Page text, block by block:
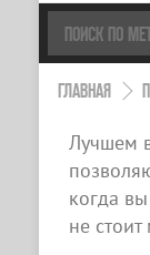
ГЛАВНАЯ
Лучшем
когда
не